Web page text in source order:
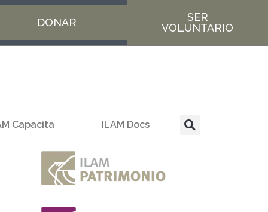
DONAR
SER
VOLUNTARIO
Capacita ILAM Docs